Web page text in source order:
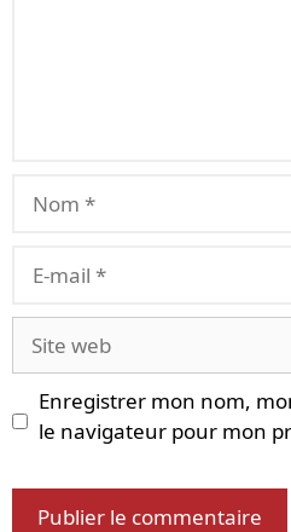
mail
web
Enregistrer mon nom,
le navigateur pour mon